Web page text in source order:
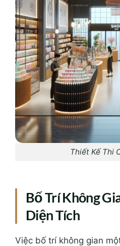
Thiết Kế Thi
Bố Trí Không
Diện Tích
Việc bố trí không gian